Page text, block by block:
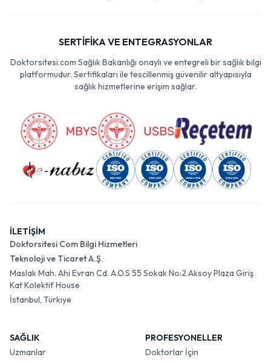
SERTİFİKA VE ENTEGRASYONLAR
Doktorsitesi.com Sağlık Bakanlığı onaylı ve entegreli bir sağlık bilgi
platformudur. Sertifikaları ile tescillenmiş güvenilir altyapısıyla
sağlık hizmetlerine erişim sağlar.
İLETİŞİM
Doktorsitesi Com Bilgi Hizmetleri
Teknoloji ve Ticaret A.Ş.
Maslak Mah. Ahi Evran Cd. A.O.S 55 Sokak No:2 Aksoy Plaza Giriş
Kat Kolektif House
İstanbul, Türkiye
SAĞLIK
Uzmanlar
PROFESYONELLER
Doktorlar İçin